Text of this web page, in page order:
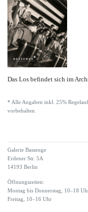
Das Los befindet sich im
* Alle Angaben inkl. 25%
vorbehalten.
Galerie Bassenge
Erdener Str. 5A
14193 Berlin
Öffnungszeiten:
Montag bis Donnerstag, 10–18
Freitag, 10–16 Uhr